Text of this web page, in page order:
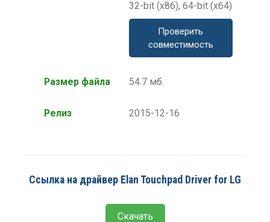
32-bit (x86), 64-bit (x64)
Проверить
совместимость
Размер файла 54.7 мб.
Релиз 2015-12-16
Ссылка на драйвер Elan Touchpad Driver for LG
Скачать